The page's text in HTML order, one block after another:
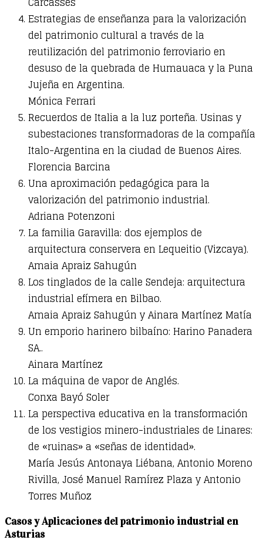
Estrategias de enseñanza para la valorización
del patrimonio cultural a través de la
reutilización del patrimonio ferroviario en
desuso de la quebrada de Humauaca y la Puna
Jujeña en Argentina.
Mónica Ferrari
Recuerdos de Italia a la luz porteña. Usinas y
subestaciones transformadoras de la compañía
Italo-Argentina en la ciudad de Buenos Aires.
Florencia Barcina
Una aproximación pedagógica para la
valorización del patrimonio industrial.
Adriana Potenzoni
La familia Garavilla: dos ejemplos de
arquitectura conservera en Lequeitio (Vizcaya).
Amaia Apraiz Sahugún
Los tinglados de la calle Sendeja: arquitectura
industrial efímera en Bilbao.
Amaia Apraiz Sahugún y Ainara Martínez Matía
Un emporio harinero bilbaíno: Harino Panadera
SA..
Ainara Martínez
La máquina de vapor de Anglés.
Conxa Bayó Soler
La perspectiva educativa en la transformación
de los vestigios minero-industriales de Linares:
de «ruinas» a «señas de identidad».
María Jesús Antonaya Liébana, Antonio Moreno
Rivilla, José Manuel Ramírez Plaza y Antonio
Torres Muñoz
Casos y Aplicaciones del patrimonio industrial en
Asturias